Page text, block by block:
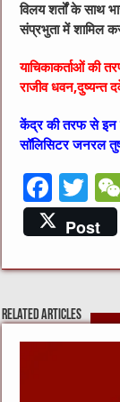
विलय शर्तों के साथ
संप्रभुता में शामिल
याचिकाकर्ताओं की
राजीव धवन,दुष्यन्त
केंद्र की तरफ से इन
सॉलिसिटर जनरल
F
a
c
e
b
o
T
w
it
te
Post
Related Articles